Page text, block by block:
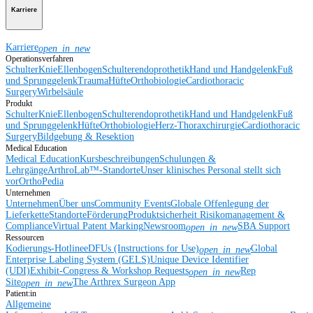
Karriere
Karriereopen_in_new
Operationsverfahren
SchulterKnieEllenbogenSchulterendoprothetikHand und HandgelenkFuß
und SprunggelenkTraumaHüfteOrthobiologieCardiothoracic
SurgeryWirbelsäule
Produkt
SchulterKnieEllenbogenSchulterendoprothetikHand und HandgelenkFuß
und SprunggelenkHüfteOrthobiologieHerz-ThoraxchirurgieCardiothoracic
SurgeryBildgebung & Resektion
Medical Education
Medical EducationKursbeschreibungenSchulungen &
LehrgängeArthroLab™-StandorteUnser klinisches Personal stellt sich
vorOrthoPedia
Unternehmen
UnternehmenÜber unsCommunity EventsGlobale Offenlegung der
LieferketteStandorteFörderungProduktsicherheit Risikomanagement &
ComplianceVirtual Patent MarkingNewsroomopen_in_newSBA Support
Ressourcen
Kodierungs-HotlineeDFUs (Instructions for Use)open_in_newGlobal
Enterprise Labeling System (GELS)Unique Device Identifier
(UDI)Exhibit-Congress & Workshop Requestsopen_in_newRep
Siteopen_in_newThe Arthrex Surgeon App
Patient:in
Allgemeine